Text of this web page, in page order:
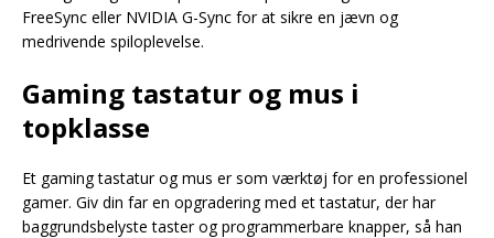
FreeSync eller NVIDIA G-Sync for at sikre en jævn og
medrivende spiloplevelse.
Gaming tastatur og mus i
topklasse
Et gaming tastatur og mus er som værktøj for en professionel
gamer. Giv din far en opgradering med et tastatur, der har
baggrundsbelyste taster og programmerbare knapper, så han